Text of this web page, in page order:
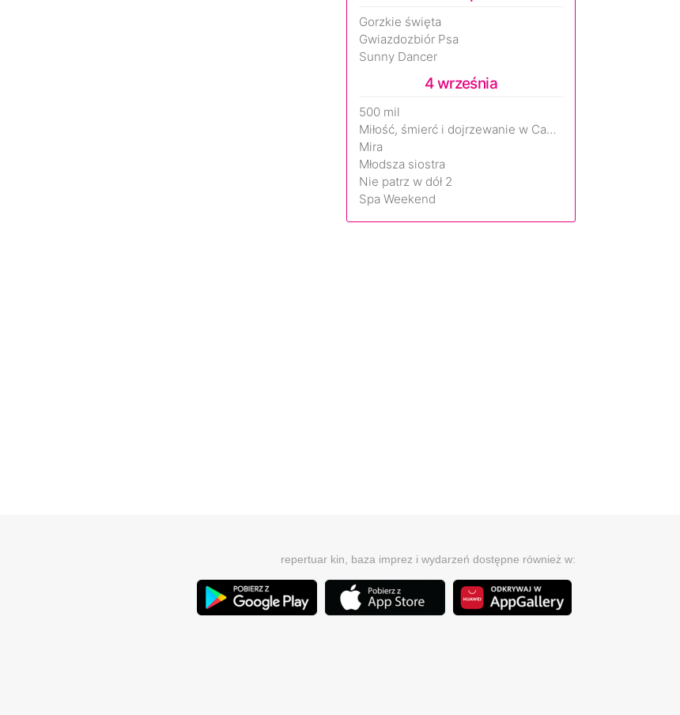
Gorzkie święta
Gwiazdozbiór Psa
Sunny Dancer
4 września
500 mil
Miłość, śmierć i dojrzewanie w Camp Miasma
Mira
Młodsza siostra
Nie patrz w dół 2
Spa Weekend
repertuar kin, baza imprez i wydarzeń dostępne również w: